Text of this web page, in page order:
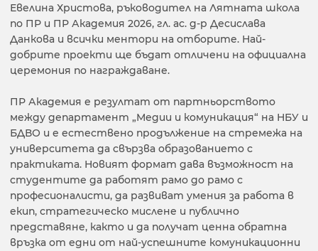
Евелина Христова, ръководител на Лятната школа
по ПР и ПР Академия 2026, гл. ас. д-р Десислава
Данкова и всички ментори на отборите. Най-
добрите проекти ще бъдат отличени на официална
церемония по награждаване.
ПР Академия е резултат от партньорството
между департамент „Медии и комуникация“ на НБУ и
БДВО и е естествено продължение на стремежа на
университета да свързва образованието с
практиката. Новият формат дава възможност на
студентите да работят рамо до рамо с
професионалисти, да развиват умения за работа в
екип, стратегическо мислене и публично
представяне, както и да получат ценна обратна
връзка от едни от най-успешните комуникационни